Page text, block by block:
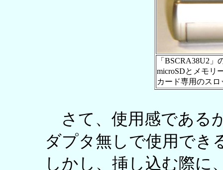
「BSCRA38U2
microSDとメモリ
カード専用のス
さて、使用感である
ダプタ無しで使用でき
しかし、挿し込む際に